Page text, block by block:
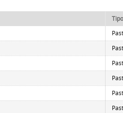
Tipo